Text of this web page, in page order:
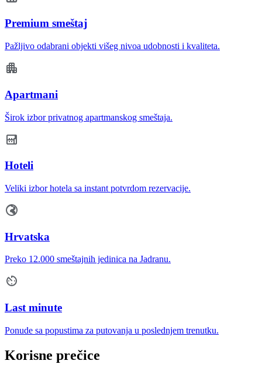
Premium smeštaj
Pažljivo odabrani objekti višeg nivoa udobnosti i kvaliteta.
Apartmani
Širok izbor privatnog apartmanskog smeštaja.
Hoteli
Veliki izbor hotela sa instant potvrdom rezervacije.
Hrvatska
Preko 12.000 smeštajnih jedinica na Jadranu.
Last minute
Ponude sa popustima za putovanja u poslednjem trenutku.
Korisne prečice